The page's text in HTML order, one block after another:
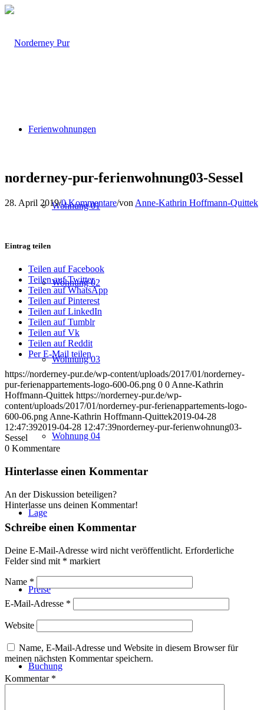
Ferienwohnungen
Wohnung 01
Wohnung 02
Wohnung 03
Wohnung 04
Lage
Preise
Buchung
norderney-pur-ferienwohnung03-Sessel
28. April 2019/0 Kommentare/von Anne-Kathrin Hoffmann-Quittek
Eintrag teilen
Teilen auf Facebook
Teilen auf Twitter
Teilen auf WhatsApp
Teilen auf Pinterest
Teilen auf LinkedIn
Teilen auf Tumblr
Teilen auf Vk
Teilen auf Reddit
Per E-Mail teilen
https://norderney-pur.de/wp-content/uploads/2017/01/norderney-
pur-ferienappartements-logo-600-06.png 0 0 Anne-Kathrin
Hoffmann-Quittek https://norderney-pur.de/wp-
content/uploads/2017/01/norderney-pur-ferienappartements-logo-
600-06.png Anne-Kathrin Hoffmann-Quittek2019-04-28
12:47:392019-04-28 12:47:39norderney-pur-ferienwohnung03-
Sessel
0 Kommentare
Hinterlasse einen Kommentar
An der Diskussion beteiligen?
Hinterlasse uns deinen Kommentar!
Schreibe einen Kommentar
Deine E-Mail-Adresse wird nicht veröffentlicht. Erforderliche
Felder sind mit * markiert
Name *
E-Mail-Adresse *
Website
Name, E-Mail-Adresse und Website in diesem Browser für
meinen nächsten Kommentar speichern.
Kommentar *